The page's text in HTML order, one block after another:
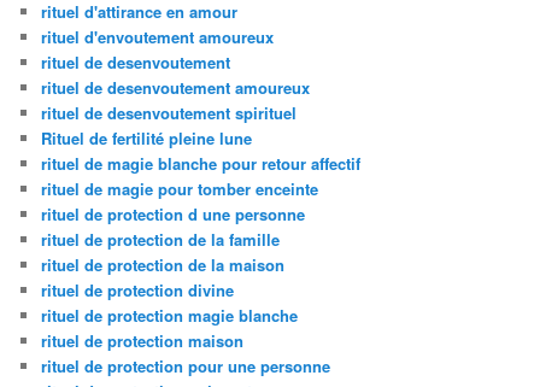
rituel d'attirance en amour
rituel d'envoutement amoureux
rituel de desenvoutement
rituel de desenvoutement amoureux
rituel de desenvoutement spirituel
Rituel de fertilité pleine lune
rituel de magie blanche pour retour affectif
rituel de magie pour tomber enceinte
rituel de protection d une personne
rituel de protection de la famille
rituel de protection de la maison
rituel de protection divine
rituel de protection magie blanche
rituel de protection maison
rituel de protection pour une personne